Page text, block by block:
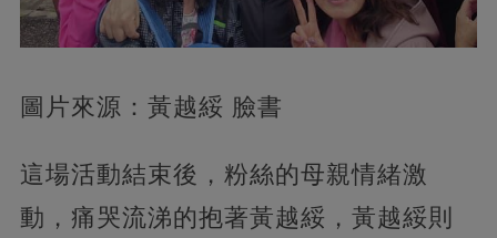
圖片來源：黃越綏 臉書
這場活動結束後，粉絲的母親情緒激
動，痛哭流涕的抱著黃越綏，黃越綏則